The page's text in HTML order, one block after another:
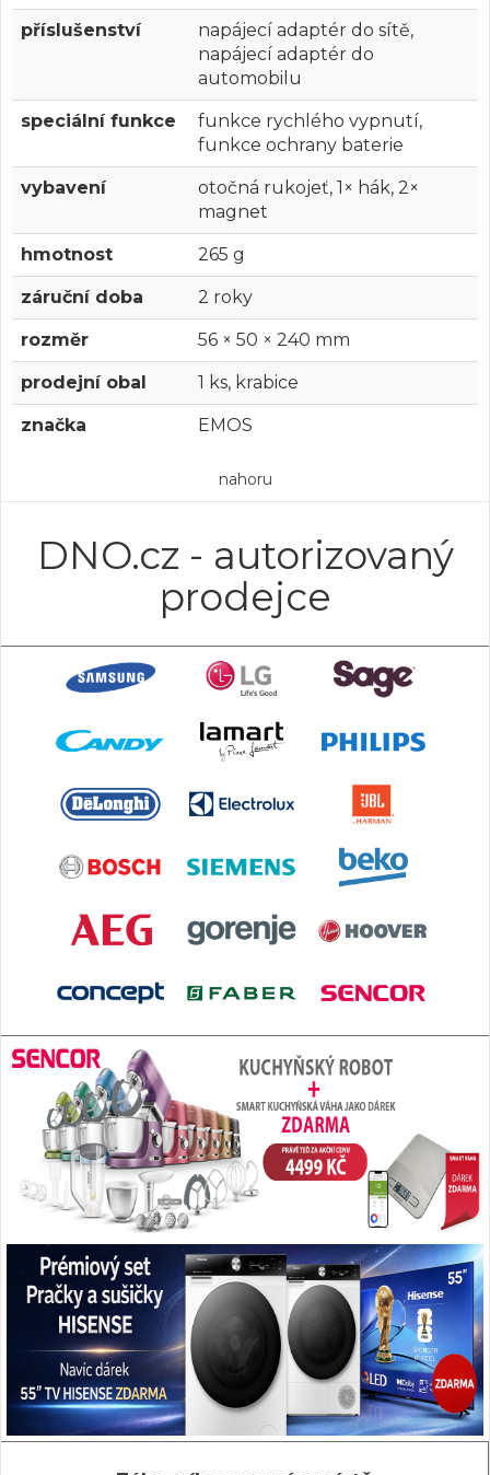
příslušenství
napájecí adaptér do sítě,
napájecí adaptér do
automobilu
speciální funkce
funkce rychlého vypnutí,
funkce ochrany baterie
vybavení
otočná rukojeť, 1× hák, 2×
magnet
hmotnost 265 g
záruční doba 2 roky
rozměr 56 × 50 × 240 mm
prodejní obal 1 ks, krabice
značka EMOS
nahoru
DNO.cz - autorizovaný
prodejce